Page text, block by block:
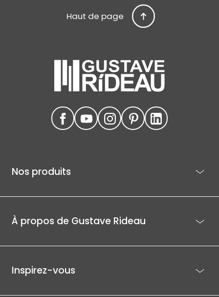
Haut de page
Nos produits
À propos de Gustave Rideau
Inspirez-vous